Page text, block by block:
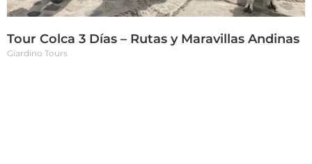
Tour Colca 3 Días – Rutas y Maravillas Andinas
Giardino Tours